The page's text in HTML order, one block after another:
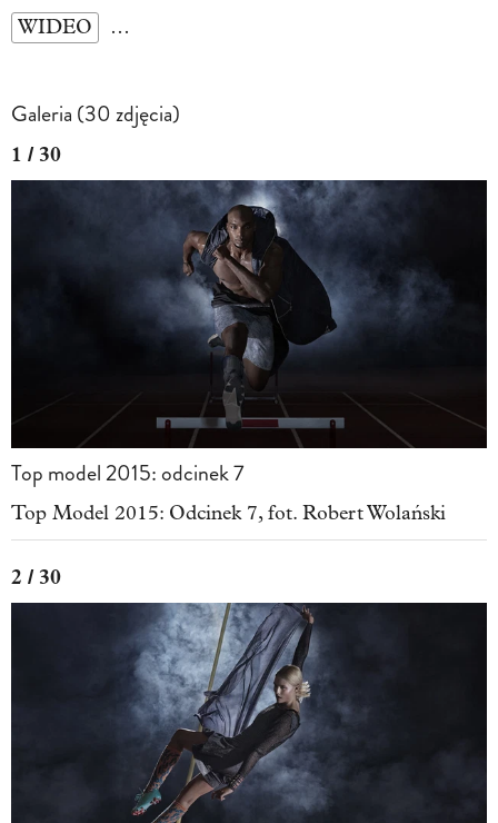
WIDEO …
Galeria (30 zdjęcia)
1 / 30
Top model 2015: odcinek 7
Top Model 2015: Odcinek 7, fot. Robert Wolański
2 / 30